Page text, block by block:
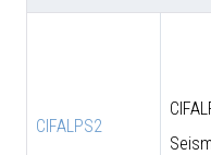
CIFALPS2